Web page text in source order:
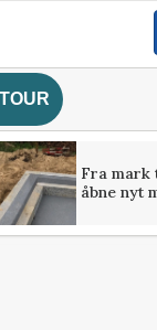
Fra mark
åbne nyt